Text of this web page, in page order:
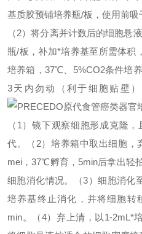
基质胶预铺培养瓶/板，使用前吸
（2）将分离并计数后的细胞悬
瓶/板，补加*培养基至所需体积
培养箱，37℃、5%CO2条件培养
3天内勿动（利于细胞贴壁
（ 1）镜下观察细胞形成克隆，
代。
（ 2）培养箱中取出细胞，
mei，37℃孵育，5min后拿出轻
细胞消化情况。
（3）细胞消化
培养基终止消化，并将细胞转
min。
（4）弃上清，以1-2mL*